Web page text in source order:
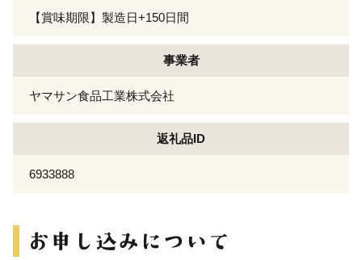
【賞味期限】製造日+150日間
事業者
ヤマサン食品工業株式会社
返礼品ID
6933888